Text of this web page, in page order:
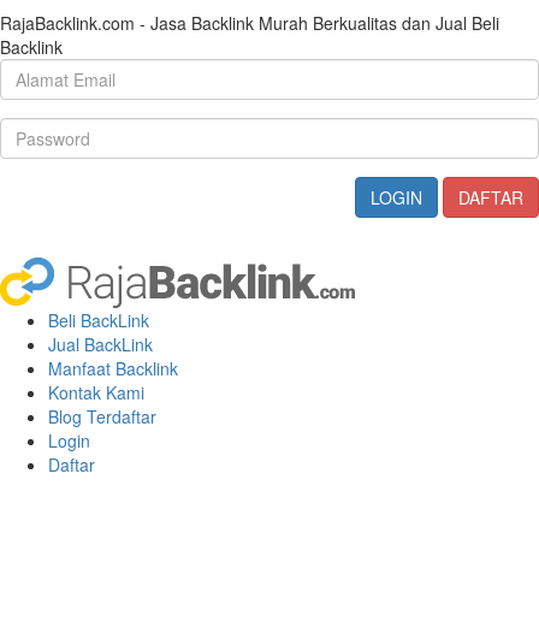
RajaBacklink.com - Jasa Backlink Murah Berkualitas dan Jual Beli
Backlink
Beli BackLink
Jual BackLink
Manfaat Backlink
Kontak Kami
Blog Terdaftar
Login
Daftar